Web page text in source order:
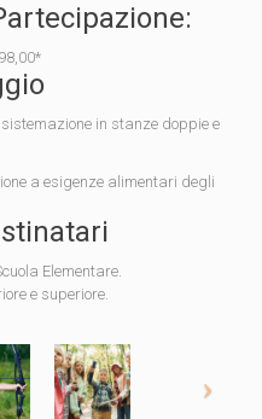
in stanze doppie e
a esigenze alimentari degli
Elementare.
e superiore.